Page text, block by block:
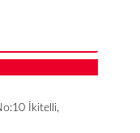
İkitelli,